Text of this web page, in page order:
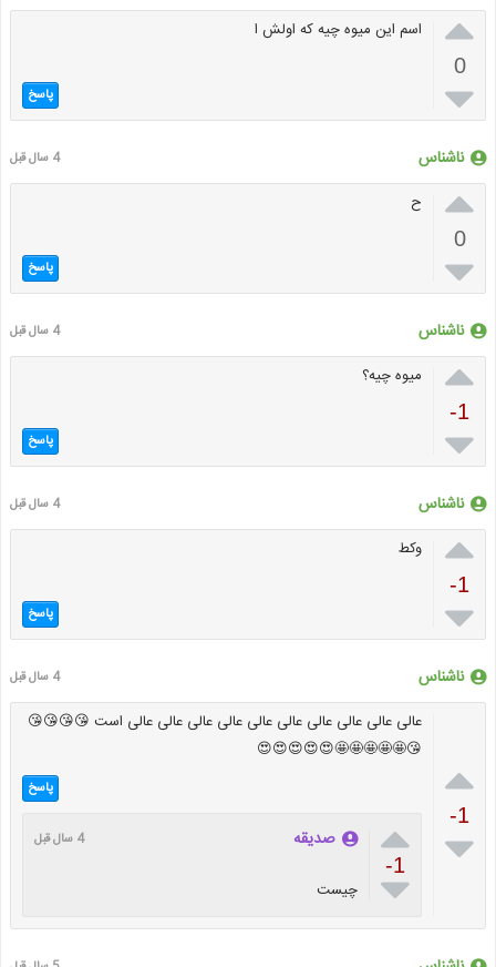

0

اسم این میوه چیه که اولش ا
پاسخ
ناشناس 4 سال قبل

0

ح
پاسخ
ناشناس 4 سال قبل

-1

میوه چیه؟
پاسخ
ناشناس 4 سال قبل

-1

وکط
پاسخ
ناشناس 4 سال قبل

-1

عالی عالی عالی عالی عالی عالی عالی عالی عالی عالی است 😘😘😘😘
😘🤩🤩🤩🤩🤩😍😍😍😍😍
پاسخ

-1

صدیقه 4 سال قبل
چیست